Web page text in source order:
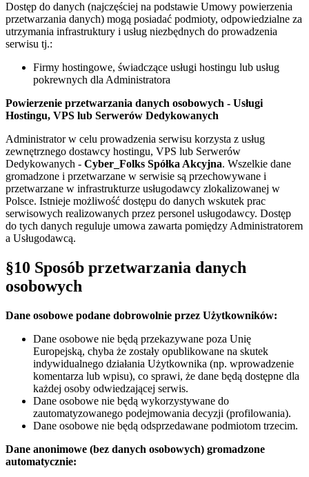
Dostęp do danych (najczęściej na podstawie Umowy powierzenia
przetwarzania danych) mogą posiadać podmioty, odpowiedzialne za
utrzymania infrastruktury i usług niezbędnych do prowadzenia
serwisu tj.:
Firmy hostingowe, świadczące usługi hostingu lub usług
pokrewnych dla Administratora
Powierzenie przetwarzania danych osobowych - Usługi
Hostingu, VPS lub Serwerów Dedykowanych
Administrator w celu prowadzenia serwisu korzysta z usług
zewnętrznego dostawcy hostingu, VPS lub Serwerów
Dedykowanych - Cyber_Folks Spółka Akcyjna. Wszelkie dane
gromadzone i przetwarzane w serwisie są przechowywane i
przetwarzane w infrastrukturze usługodawcy zlokalizowanej w
Polsce. Istnieje możliwość dostępu do danych wskutek prac
serwisowych realizowanych przez personel usługodawcy. Dostęp
do tych danych reguluje umowa zawarta pomiędzy Administratorem
a Usługodawcą.
§10 Sposób przetwarzania danych
osobowych
Dane osobowe podane dobrowolnie przez Użytkowników:
Dane osobowe nie będą przekazywane poza Unię
Europejską, chyba że zostały opublikowane na skutek
indywidualnego działania Użytkownika (np. wprowadzenie
komentarza lub wpisu), co sprawi, że dane będą dostępne dla
każdej osoby odwiedzającej serwis.
Dane osobowe nie będą wykorzystywane do
zautomatyzowanego podejmowania decyzji (profilowania).
Dane osobowe nie będą odsprzedawane podmiotom trzecim.
Dane anonimowe (bez danych osobowych) gromadzone
automatycznie: